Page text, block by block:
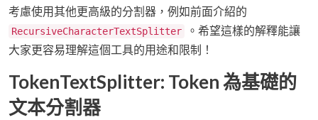
考慮使用其他更高級的分割器，例如前面介紹的
RecursiveCharacterTextSplitter
。希望這樣的解釋能讓
大家更容易理解這個工具的用途和限制！
TokenTextSplitter: Token 為基礎的
文本分割器